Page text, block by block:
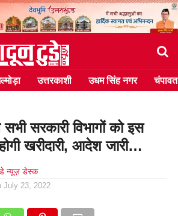
उत्तरकाशी उधम सिंह नगर चंपावत
सरकारी विभागों को इस
खरीदारी, आदेश जारी…
न्यूज़ डेस्क
July 23, 2022